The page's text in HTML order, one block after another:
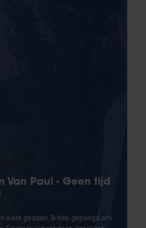
Van Paul - Geen tijd
werk gedaan. Ik heb gepoogd om